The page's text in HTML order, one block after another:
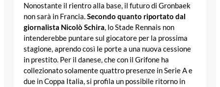
Nonostante il rientro alla base, il futuro di Gronbaek
non sarà in Francia.Secondo quanto riportato dal
giornalista Nicolò Schira, lo Stade Rennais non
intenderebbe puntare sul giocatore per la prossima
stagione, aprendo così le porte a una nuova cessione
in prestito. Per il danese, che con il Grifone ha
collezionato solamente quattro presenze in Serie A e
due in Coppa Italia, si profila un possibile ritorno in